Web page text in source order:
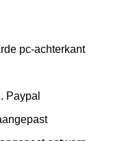
pc-achterkant
Paypal